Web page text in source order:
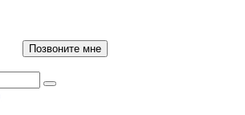
Позвоните мне